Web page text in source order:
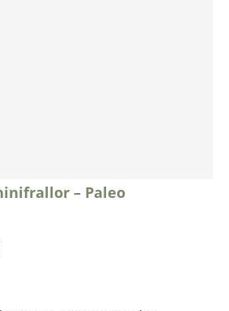
– Paleo